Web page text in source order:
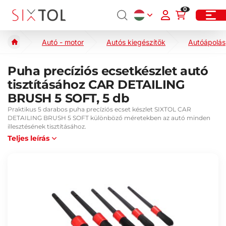
0
Autó - motor Autós kiegészítők Autóápolás
Puha precíziós ecsetkészlet autó
tisztításához CAR DETAILING
BRUSH 5 SOFT, 5 db
Praktikus 5 darabos puha precíziós ecset készlet SIXTOL CAR
DETAILING BRUSH 5 SOFT különböző méretekben az autó minden
illesztésének tisztításához.
Teljes leírás